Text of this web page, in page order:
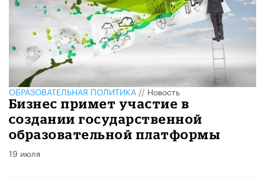
ОБРАЗОВАТЕЛЬНАЯ ПОЛИТИКА//Новость
Бизнес примет участие в
создании государственной
образовательной платформы
19 июля